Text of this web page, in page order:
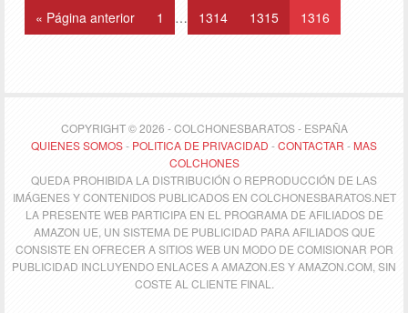
« Página anterior 1 … 1314 1315 1316
COPYRIGHT © 2026 - COLCHONESBARATOS - ESPAÑA
QUIENES SOMOS- POLITICA DE PRIVACIDAD -CONTACTAR -MAS
COLCHONES
QUEDA PROHIBIDA LA DISTRIBUCIÓN O REPRODUCCIÓN DE LAS
IMÁGENES Y CONTENIDOS PUBLICADOS EN COLCHONESBARATOS.NET
LA PRESENTE WEB PARTICIPA EN EL PROGRAMA DE AFILIADOS DE
AMAZON UE, UN SISTEMA DE PUBLICIDAD PARA AFILIADOS QUE
CONSISTE EN OFRECER A SITIOS WEB UN MODO DE COMISIONAR POR
PUBLICIDAD INCLUYENDO ENLACES A AMAZON.ES Y AMAZON.COM, SIN
COSTE AL CLIENTE FINAL.